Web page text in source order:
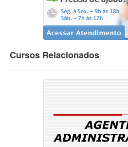
Cursos Relacionados